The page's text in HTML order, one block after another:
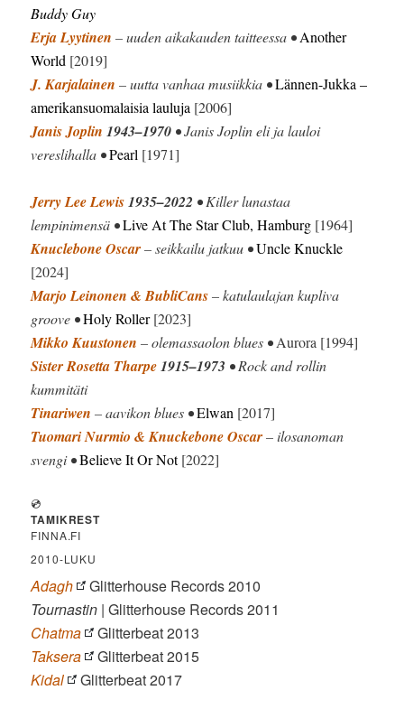
Buddy Guy
Erja Lyytinen – uuden aikakauden taitteessa •Another
World [2019]
J. Karjalainen – uutta vanhaa musiikkia •Lännen-Jukka –
amerikansuomalaisia lauluja [2006]
Janis Joplin 1943–1970 • Janis Joplin eli ja lauloi
vereslihalla •Pearl [1971]
Jerry Lee Lewis1935–2022 • Killer lunastaa
lempinimensä •Live At The Star Club, Hamburg [1964]
Knuclebone Oscar– seikkailu jatkuu •Uncle Knuckle
[2024]
Marjo Leinonen & BubliCans– katulaulajan kupliva
groove •Holy Roller[2023]
Mikko Kuustonen – olemassaolon blues •Aurora [1994]
Sister Rosetta Tharpe1915–1973 • Rock and rollin
kummitäti
Tinariwen – aavikon blues •Elwan [2017]
Tuomari Nurmio & Knuckebone Oscar– ilosanoman
svengi •Believe It Or Not[2022]
💿
TAMIKREST
FINNA.FI
2010-LUKU
Adagh
Glitterhouse Records 2010
Tournastin | Glitterhouse Records 2011
Chatma
Glitterbeat 2013
Taksera
Glitterbeat 2015
Kidal
Glitterbeat 2017